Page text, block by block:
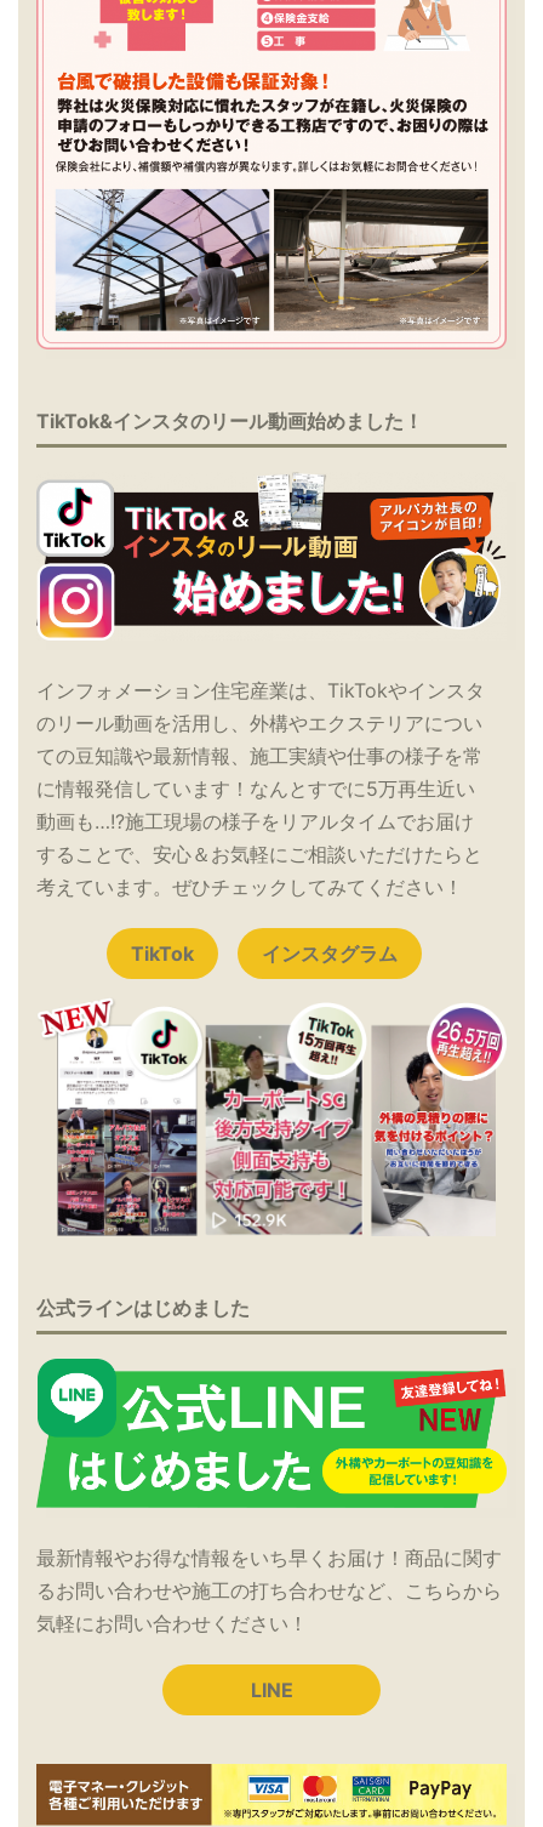
TikTok&インスタのリール動画始めました！
インフォメーション住宅産業は、TikTokやインスタ
のリール動画を活用し、外構やエクステリアについ
ての豆知識や最新情報、施工実績や仕事の様子を常
に情報発信しています！なんとすでに5万再生近い
動画も…!?施工現場の様子をリアルタイムでお届け
することで、安心＆お気軽にご相談いただけたらと
考えています。ぜひチェックしてみてください！
TikTok インスタグラム
公式ラインはじめました
最新情報やお得な情報をいち早くお届け！商品に関す
るお問い合わせや施工の打ち合わせなど、こちらから
気軽にお問い合わせください！
LINE